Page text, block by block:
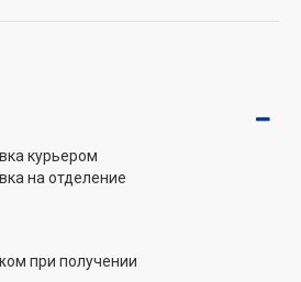
фена удобным и управляемым.
при длительном
к классическому типу,
курьером
на отделение
при получении